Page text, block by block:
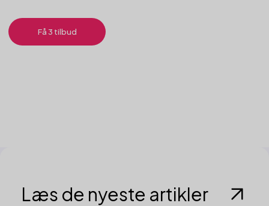
Få 3 tilbud
Læs de nyeste artikler